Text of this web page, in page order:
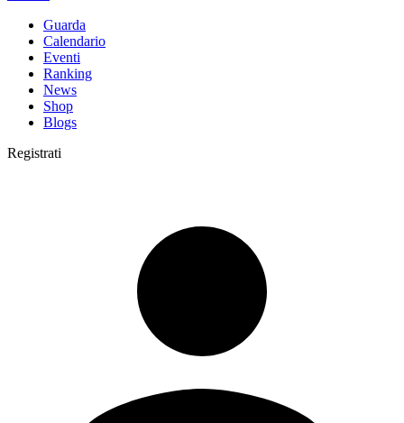
Guarda
Calendario
Eventi
Ranking
News
Shop
Blogs
Registrati